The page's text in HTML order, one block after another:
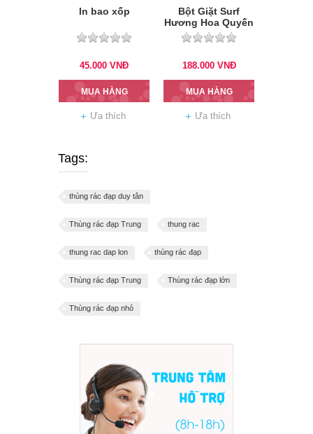
In bao xốp
45.000 VNĐ
MUA HÀNG
Ưa thích
Bột Giặt Surf
Hương Hoa Quyến
rũ 5.3kg
188.000 VNĐ
MUA HÀNG
Ưa thích
Tags:
thùng rác đạp duy tân
Thùng rác đạp Trung thung rac
thung rac dap lon thùng rác đạp
Thùng rác đạp Trung Thùng rác đạp lớn
Thùng rác đạp nhỏ